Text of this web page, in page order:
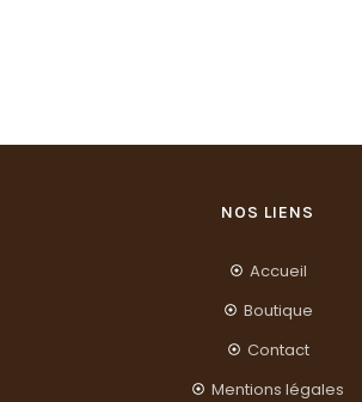
NOS LIENS
Accueil
Boutique
Contact
Mentions légales